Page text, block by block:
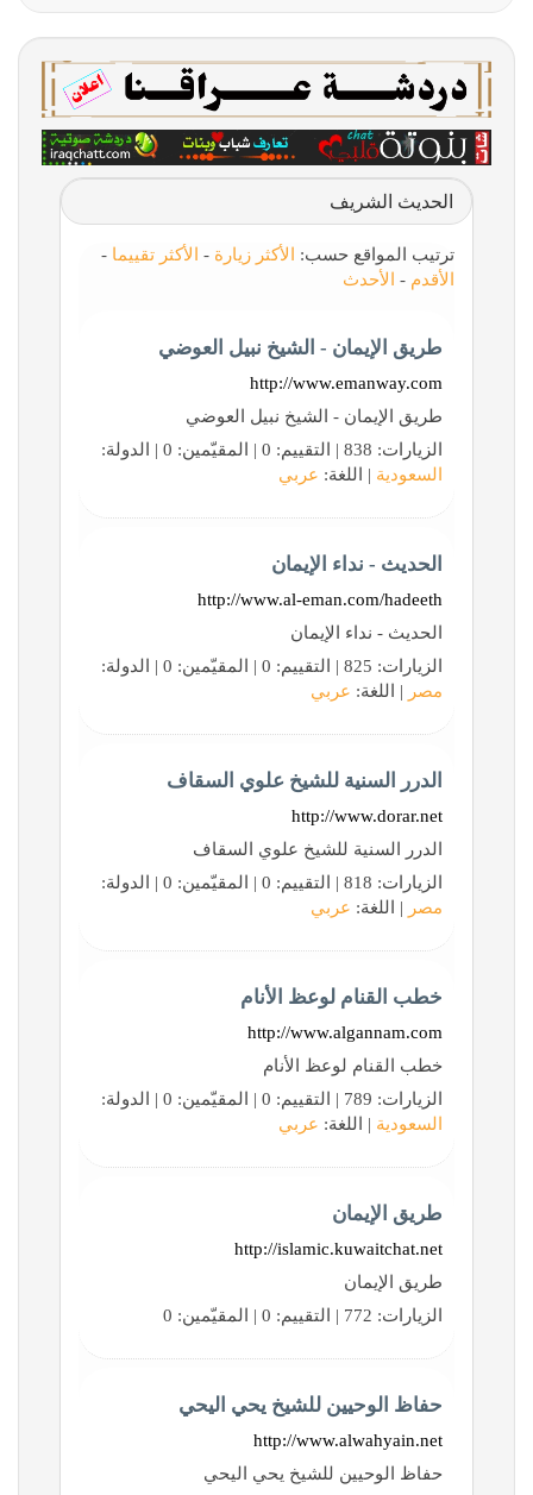
الحديث الشريف
ترتيب المواقع حسب: الأكثر زيارة - الأكثر تقييما -
الأقدم - الأحدث
طريق الإيمان - الشيخ نبيل العوضي
http://www.emanway.com
طريق الإيمان - الشيخ نبيل العوضي
الزيارات: 838 | التقييم: 0 | المقيّمين: 0 | الدولة:
السعودية | اللغة: عربي
الحديث - نداء الإيمان
http://www.al-eman.com/hadeeth
الحديث - نداء الإيمان
الزيارات: 825 | التقييم: 0 | المقيّمين: 0 | الدولة:
مصر | اللغة: عربي
الدرر السنية للشيخ علوي السقاف
http://www.dorar.net
الدرر السنية للشيخ علوي السقاف
الزيارات: 818 | التقييم: 0 | المقيّمين: 0 | الدولة:
مصر | اللغة: عربي
خطب القنام لوعظ الأنام
http://www.algannam.com
خطب القنام لوعظ الأنام
الزيارات: 789 | التقييم: 0 | المقيّمين: 0 | الدولة:
السعودية | اللغة: عربي
طريق الإيمان
http://islamic.kuwaitchat.net
طريق الإيمان
الزيارات: 772 | التقييم: 0 | المقيّمين: 0
حفاظ الوحيين للشيخ يحي اليحي
http://www.alwahyain.net
حفاظ الوحيين للشيخ يحي اليحي